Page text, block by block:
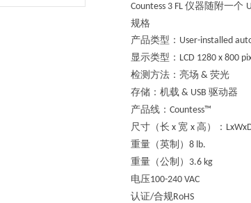
Countess 3 FL 仪器随附一个
规格
产品类型 ： User-installed
显示类型 ： LCD 1280 x 800
检测方法 ： 亮场 & 荧光
存储 ： 机载 & USB 驱动器
产品线 ： Countess™
尺寸（长 x 宽 x 高） ：
重量（英制） 8 lb.
重量（公制） 3.6 kg
电压100-240 VAC
认证/合规RoHS